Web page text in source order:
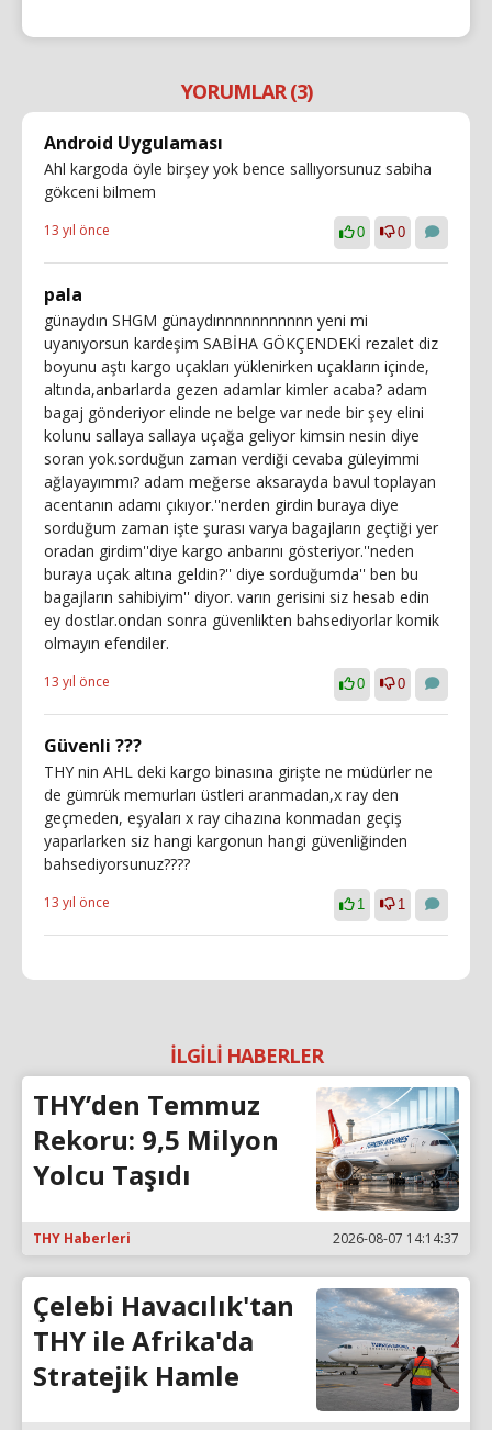
YORUMLAR (3)
Android Uygulaması
Ahl kargoda öyle birşey yok bence sallıyorsunuz sabiha
gökceni bilmem
13 yıl önce 0 0
pala
günaydın SHGM günaydınnnnnnnnnnn yeni mi
uyanıyorsun kardeşim SABİHA GÖKÇENDEKİ rezalet diz
boyunu aştı kargo uçakları yüklenirken uçakların içinde,
altında,anbarlarda gezen adamlar kimler acaba? adam
bagaj gönderiyor elinde ne belge var nede bir şey elini
kolunu sallaya sallaya uçağa geliyor kimsin nesin diye
soran yok.sorduğun zaman verdiği cevaba güleyimmi
ağlayayımmı? adam meğerse aksarayda bavul toplayan
acentanın adamı çıkıyor.''nerden girdin buraya diye
sorduğum zaman işte şurası varya bagajların geçtiği yer
oradan girdim''diye kargo anbarını gösteriyor.''neden
buraya uçak altına geldin?'' diye sorduğumda'' ben bu
bagajların sahibiyim'' diyor. varın gerisini siz hesab edin
ey dostlar.ondan sonra güvenlikten bahsediyorlar komik
olmayın efendiler.
13 yıl önce 0 0
Güvenli ???
THY nin AHL deki kargo binasına girişte ne müdürler ne
de gümrük memurları üstleri aranmadan,x ray den
geçmeden, eşyaları x ray cihazına konmadan geçiş
yaparlarken siz hangi kargonun hangi güvenliğinden
bahsediyorsunuz????
13 yıl önce 1 1
İLGİLİ HABERLER
THY’den Temmuz
Rekoru: 9,5 Milyon
Yolcu Taşıdı
THY Haberleri 2026-08-07 14:14:37
Çelebi Havacılık'tan
THY ile Afrika'da
Stratejik Hamle